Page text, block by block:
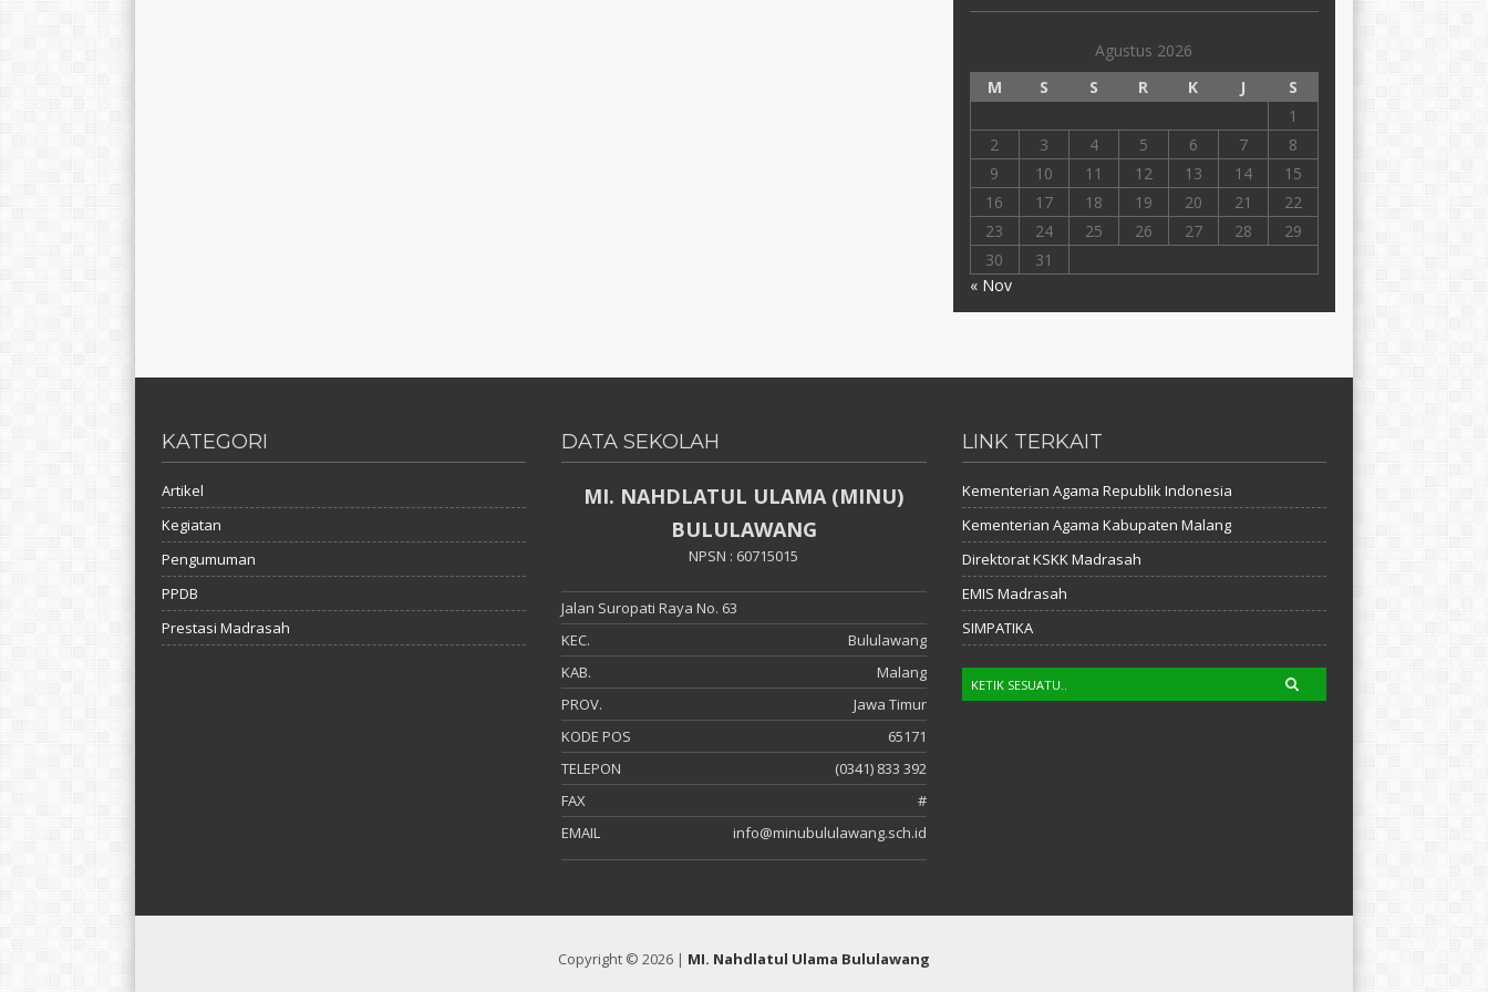
Agustus 2026
M
S S R K J
S
1
2
3 4 5 6 7
8
9
10 11 12 13 14
15
16
17 18 19 20 21
22
23
24 25 26 27 28
29
30
31
« Nov
KATEGORI
Artikel
Kegiatan
Pengumuman
PPDB
Prestasi Madrasah
DATA SEKOLAH
MI. NAHDLATUL ULAMA (MINU)
BULULAWANG
NPSN : 60715015
Jalan Suropati Raya No. 63
KEC.
Bululawang
KAB.
Malang
PROV.
Jawa Timur
KODE POS
65171
TELEPON
(0341) 833 392
FAX
#
EMAIL
info@minubululawang.sch.id
LINK TERKAIT
Kementerian Agama Republik Indonesia
Kementerian Agama Kabupaten Malang
Direktorat KSKK Madrasah
EMIS Madrasah
SIMPATIKA
Copyright © 2026 | MI. Nahdlatul Ulama Bululawang